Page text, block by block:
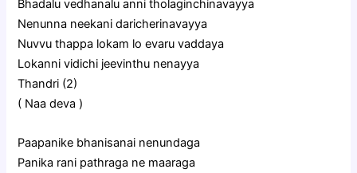
Bhadalu vedhanalu anni tholaginchinavayya
Nenunna neekani daricherinavayya
Nuvvu thappa lokam lo evaru vaddaya
Lokanni vidichi jeevinthu nenayya
Thandri (2)
( Naa deva )
Paapanike bhanisanai nenundaga
Panika rani pathraga ne maaraga